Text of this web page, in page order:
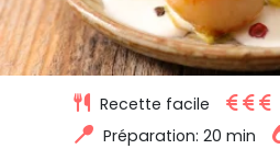
Recette facile
Préparation: 20 min